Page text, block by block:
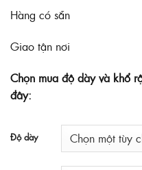
Hàng có sẵn
Giao tận nơi
Chọn mua độ dày và khổ
đây:
Độ dày